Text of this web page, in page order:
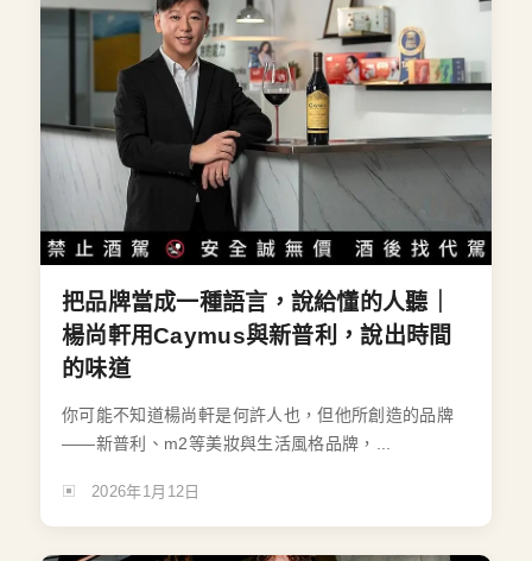
把品牌當成一種語言，說給懂的人聽｜
楊尚軒用Caymus與新普利，說出時間
的味道
你可能不知道楊尚軒是何許人也，但他所創造的品牌
——新普利、m2等美妝與生活風格品牌，...
2026年1月12日